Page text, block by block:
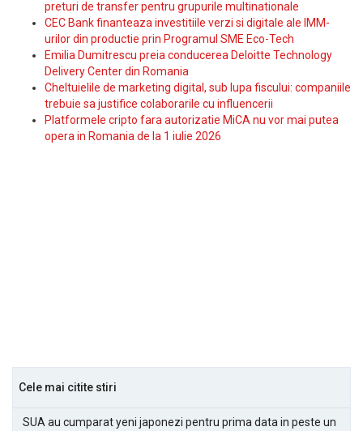
preturi de transfer pentru grupurile multinationale
CEC Bank finanteaza investitiile verzi si digitale ale IMM-
urilor din productie prin Programul SME Eco-Tech
Emilia Dumitrescu preia conducerea Deloitte Technology
Delivery Center din Romania
Cheltuielile de marketing digital, sub lupa fiscului: companiile
trebuie sa justifice colaborarile cu influencerii
Platformele cripto fara autorizatie MiCA nu vor mai putea
opera in Romania de la 1 iulie 2026
Cele mai citite stiri
SUA au cumparat yeni japonezi pentru prima data in peste un